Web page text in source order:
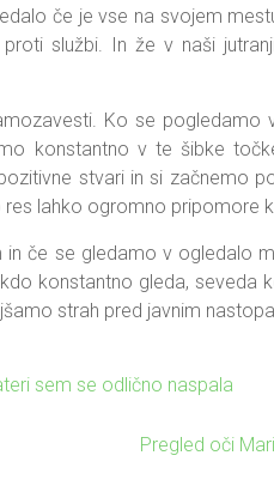
če je vse na svojem
službi. In že v naši
Ko se pogledamo
konstantno v te šibke
stvari in si začnemo
lahko ogromno pripomore k
če se gledamo v ogledalo
konstantno gleda, seveda
strah pred javnim
sem se odlično naspala
Pregled oči